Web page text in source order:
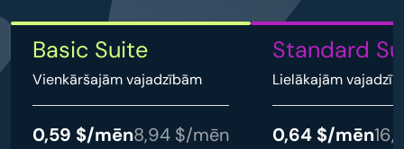
Basic Suite
Vienkāršajām vajadzībām
0,59 $/mēn8,94 $/mēn
Standard
Lielākajām
0,64 $/mēn